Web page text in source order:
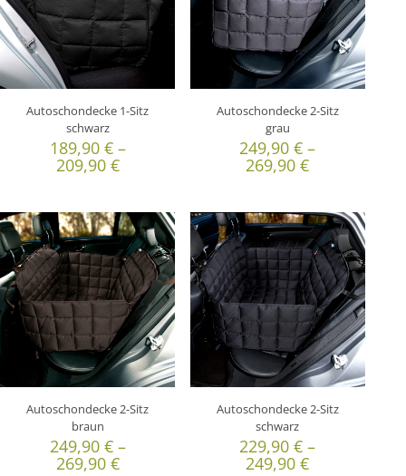
Autoschondecke 1-Sitz
schwarz
189,90 €–
209,90 €
Autoschondecke 2-Sitz
grau
249,90€ –
269,90€
Autoschondecke 2-Sitz
braun
249,90 €–
269,90 €
Autoschondecke 2-Sitz
schwarz
229,90€ –
249,90€